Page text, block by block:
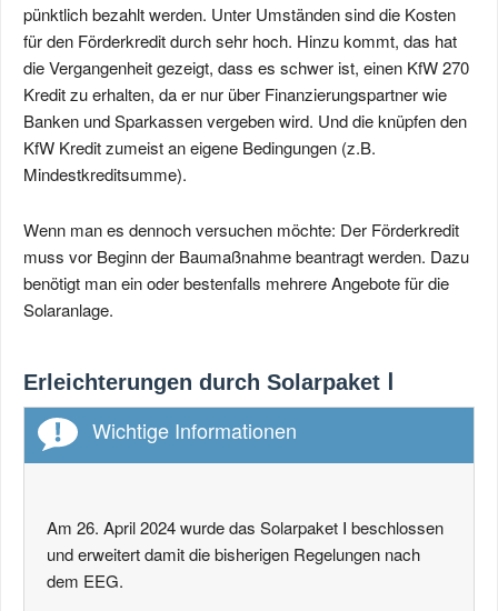
pünktlich bezahlt werden. Unter Umständen sind die Kosten
für den Förderkredit durch sehr hoch. Hinzu kommt, das hat
die Vergangenheit gezeigt, dass es schwer ist, einen KfW 270
Kredit zu erhalten, da er nur über Finanzierungspartner wie
Banken und Sparkassen vergeben wird. Und die knüpfen den
KfW Kredit zumeist an eigene Bedingungen (z.B.
Mindestkreditsumme).
Wenn man es dennoch versuchen möchte: Der Förderkredit
muss vor Beginn der Baumaßnahme beantragt werden. Dazu
benötigt man ein oder bestenfalls mehrere Angebote für die
Solaranlage.
Erleichterungen durch Solarpaket Ⅰ
Wichtige Informationen
Am 26. April 2024 wurde das Solarpaket Ⅰ beschlossen
und erweitert damit die bisherigen Regelungen nach
dem EEG.